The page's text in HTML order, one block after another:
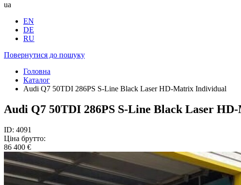
ua
EN
DE
RU
Повернутися до пошуку
Головна
Каталог
Audi Q7 50TDI 286PS S-Line Black Laser HD-Matrix Individual
Audi Q7 50TDI 286PS S-Line Black Laser
ID: 4091
Ціна брутто:
86 400 €